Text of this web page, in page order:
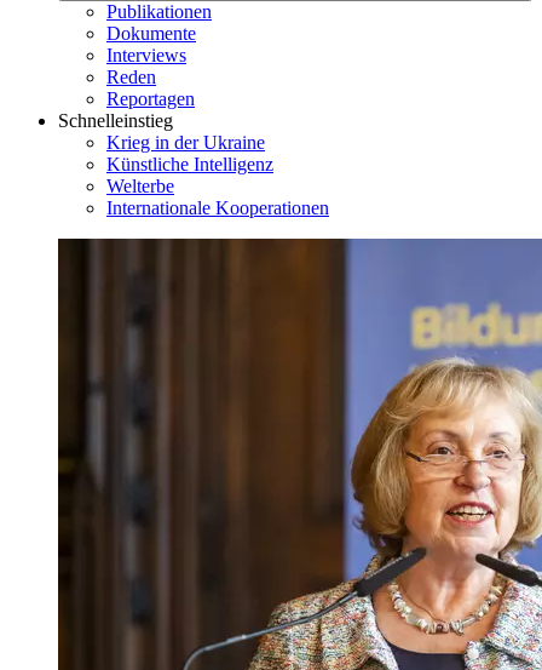
Publikationen
Dokumente
Interviews
Reden
Reportagen
Schnelleinstieg
Krieg in der Ukraine
Künstliche Intelligenz
Welterbe
Internationale Kooperationen